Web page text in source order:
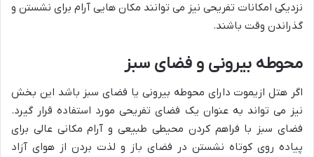
نزدیکی امکانات تفریحی نیز می توانند مکان هایی آرام برای نشستن و
گذراندن وقت باشند.
محوطه بیرونی و فضای سبز
اگر هتل ازیموت دارای محوطه بیرونی یا فضای سبز باشد این بخش
نیز می تواند به عنوان یک فضای تفریحی مورد استفاده قرار گیرد.
فضای سبز با فراهم کردن محیطی طبیعی و آرام مکانی عالی برای
پیاده روی کوتاه نشستن در فضای باز و لذت بردن از هوای آزاد